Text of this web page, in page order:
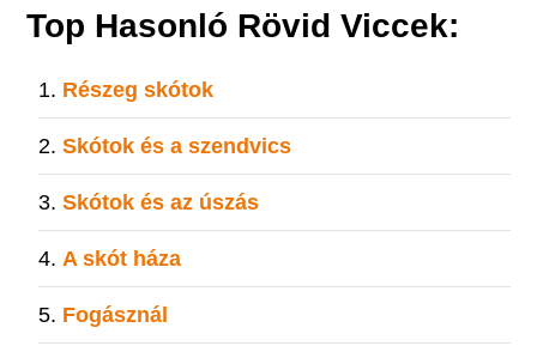
Top Hasonló Rövid Viccek:
Részeg skótok
Skótok és a szendvics
Skótok és az úszás
A skót háza
Fogásznál